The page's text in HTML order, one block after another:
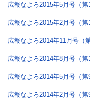
広報なよろ2015年5月号（第
広報なよろ2015年2月号（第
広報なよろ2014年11月号（
広報なよろ2014年8月号（第
広報なよろ2014年5月号（第
広報なよろ2014年2月号（第